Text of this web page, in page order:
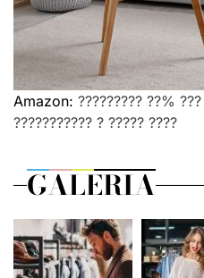
Amazon: ????????? ??%
??????????? ? ????? ????
GALERIA